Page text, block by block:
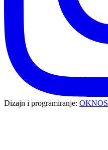
Dizajn i programiranje: OKNOS